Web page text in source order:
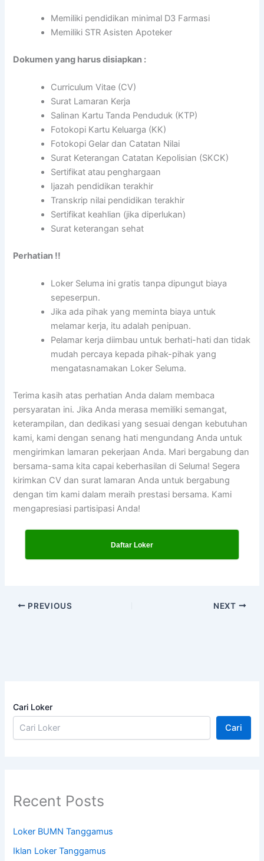
Memiliki pendidikan minimal D3 Farmasi
Memiliki STR Asisten Apoteker
Dokumen yang harus disiapkan :
Curriculum Vitae (CV)
Surat Lamaran Kerja
Salinan Kartu Tanda Penduduk (KTP)
Fotokopi Kartu Keluarga (KK)
Fotokopi Gelar dan Catatan Nilai
Surat Keterangan Catatan Kepolisian (SKCK)
Sertifikat atau penghargaan
Ijazah pendidikan terakhir
Transkrip nilai pendidikan terakhir
Sertifikat keahlian (jika diperlukan)
Surat keterangan sehat
Perhatian !!
Loker Seluma ini gratis tanpa dipungut biaya
sepeserpun.
Jika ada pihak yang meminta biaya untuk
melamar kerja, itu adalah penipuan.
Pelamar kerja diimbau untuk berhati-hati dan tidak
mudah percaya kepada pihak-pihak yang
mengatasnamakan Loker Seluma.
Terima kasih atas perhatian Anda dalam membaca
persyaratan ini. Jika Anda merasa memiliki semangat,
keterampilan, dan dedikasi yang sesuai dengan kebutuhan
kami, kami dengan senang hati mengundang Anda untuk
mengirimkan lamaran pekerjaan Anda. Mari bergabung dan
bersama-sama kita capai keberhasilan di Seluma! Segera
kirimkan CV dan surat lamaran Anda untuk bergabung
dengan tim kami dalam meraih prestasi bersama. Kami
mengapresiasi partisipasi Anda!
Daftar Loker
PREVIOUS NEXT
Cari Loker
Cari
Recent Posts
Loker BUMN Tanggamus
Iklan Loker Tanggamus